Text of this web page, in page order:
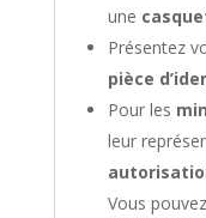
une
Présentez
pièce
Pour les
leur
Vous